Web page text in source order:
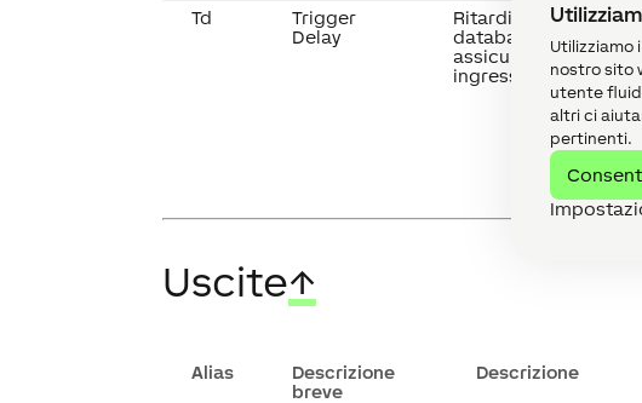
Utilizziamo
nostro sito
utente
altri ci
pertinenti.
Td
Trigger
Delay
Ritardi nella scrittura
database dopo il
assicurarsi che tutti
ingressi siano
Uscite↑
Alias
Descrizione
breve
Descrizione